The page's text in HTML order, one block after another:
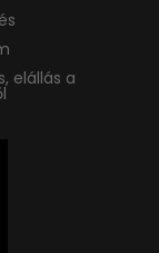
elállás a